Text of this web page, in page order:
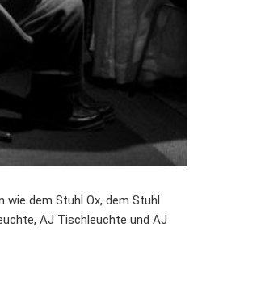
wie dem Stuhl Ox, dem Stuhl
AJ Tischleuchte und AJ